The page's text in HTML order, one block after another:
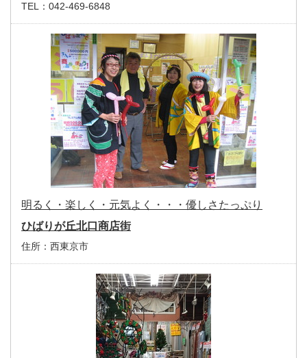
TEL： 042-469-6848
明るく・楽しく・元気よく・・・優しさたっぷり
ひばりが丘北口商店街
住所： 西東京市